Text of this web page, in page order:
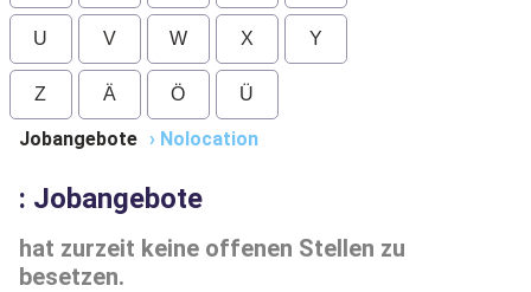
U V W X Y
Z Ä Ö Ü
Jobangebote › Nolocation
: Jobangebote
hat zurzeit keine offenen Stellen zu
besetzen.